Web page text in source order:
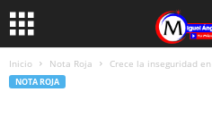
Inicio Nota Roja Crece la inseguridad
NOTA ROJA